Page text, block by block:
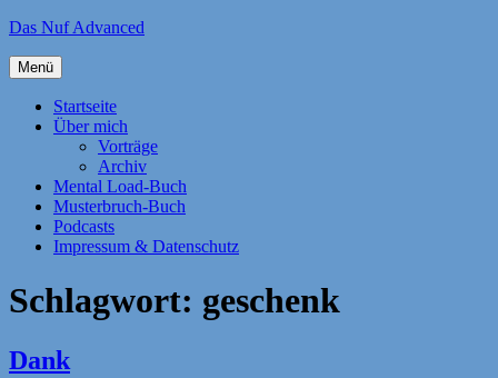
Zum
springen
Das Nuf Advanced
Menü
Startseite
Über mich
Vorträge
Archiv
Mental Load-Buch
Musterbruch-Buch
Podcasts
Impressum & Datenschutz
Schlagwort: geschenk
Dank